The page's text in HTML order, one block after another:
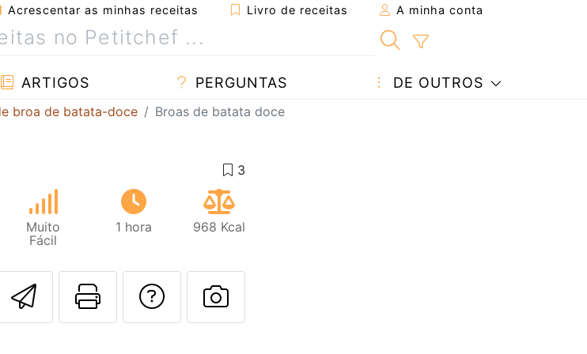
Acrescentar as minhas receitas Livro de receitas A minha conta
ARTIGOS PERGUNTAS DE OUTROS
broa de batata-doce Broas de batata doce
Muito
Fácil
1 hora 968 Kcal
Enviar esta receita a um amigo
Imprima esta página
Falar com o autor da receita
Fez esta receita? Compartilhe